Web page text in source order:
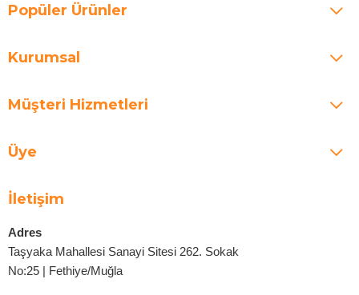
Popüler Ürünler
Kurumsal
Müşteri Hizmetleri
Üye
İletişim
Adres
Taşyaka Mahallesi Sanayi Sitesi 262. Sokak
No:25 | Fethiye/Muğla